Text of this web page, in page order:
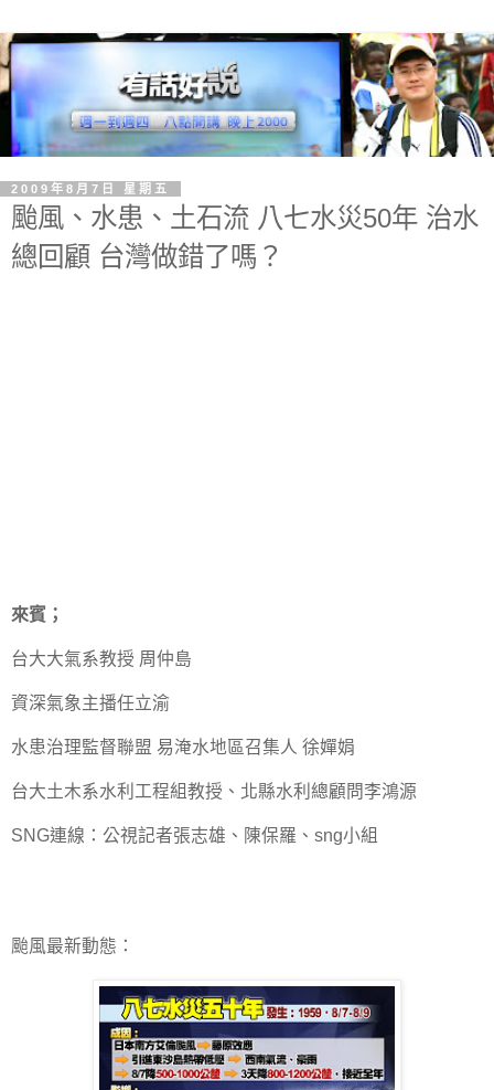
2009年8月7日 星期五
颱風、水患、土石流 八七水災50年 治水
總回顧 台灣做錯了嗎？
來賓；
台大大氣系教授 周仲島
資深氣象主播任立渝
水患治理監督聯盟 易淹水地區召集人 徐嬋娟
台大土木系水利工程組教授、北縣水利總顧問李鴻源
SNG連線：公視記者張志雄、陳保羅、sng小組
颱風最新動態：